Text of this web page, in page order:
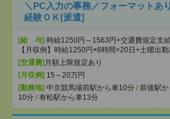
＼PC入力の事務／フォーマットあ
経験ＯＫ[派遣]
[給 与] 時給1250円～1563円+交通費規定支
【月収例】時給1250円×6時間×20日+土曜出勤
[交通費] 月額上限規定あり
[月収例] 15～20万円
[勤務地] 中京競馬場前駅から車10分 / 前後駅
10分 / 有松駅から車13分